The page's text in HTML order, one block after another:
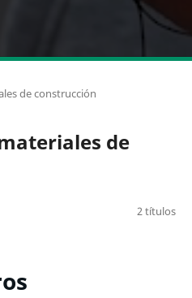
de construcción
de
2 títulos